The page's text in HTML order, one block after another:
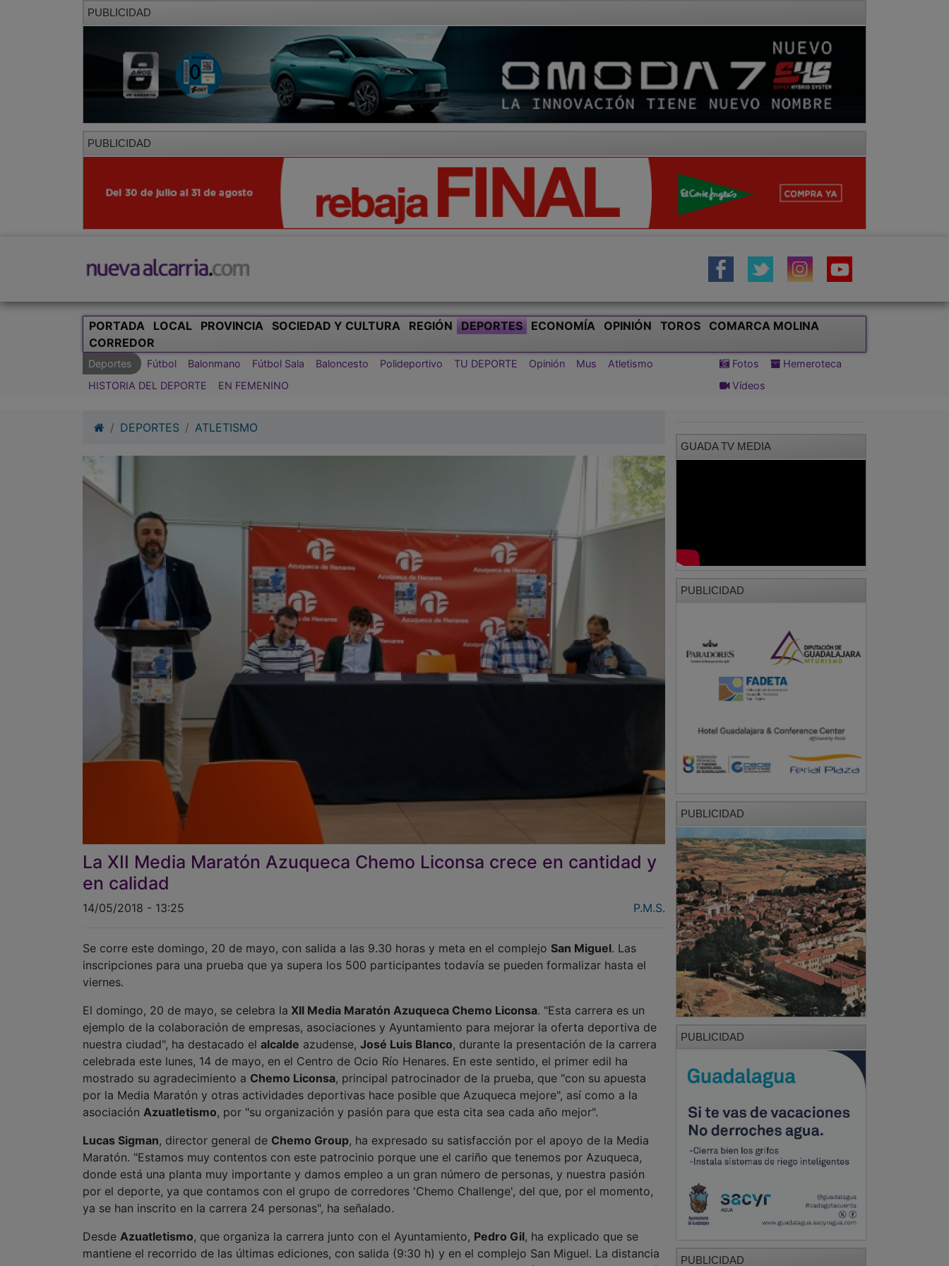
PUBLICIDAD
PUBLICIDAD
PORTADA LOCAL PROVINCIA SOCIEDAD Y CULTURA REGIÓN DEPORTES ECONOMÍA OPINIÓN TOROS
COMARCA MOLINA
CORREDOR
Deportes Fútbol Balonmano Fútbol Sala Baloncesto Polideportivo TU DEPORTE Opinión Mus
Atletismo
HISTORIA DEL DEPORTE
EN FEMENINO
Fotos
Hemeroteca
Vídeos
DEPORTES ATLETISMO
La XII Media Maratón Azuqueca Chemo Liconsa crece en cantidad y
en calidad
14/05/2018 - 13:25 P.M.S.
Se corre este domingo, 20 de mayo, con salida a las 9.30 horas y meta en el complejo San Miguel. Las
inscripciones para una prueba que ya supera los 500 participantes todavía se pueden formalizar hasta el
viernes.
El domingo, 20 de mayo, se celebra la XII Media Maratón Azuqueca Chemo Liconsa. "Esta carrera es un
ejemplo de la colaboración de empresas, asociaciones y Ayuntamiento para mejorar la oferta deportiva de
nuestra ciudad", ha destacado el alcalde azudense, José Luis Blanco, durante la presentación de la carrera
celebrada este lunes, 14 de mayo, en el Centro de Ocio Río Henares. En este sentido, el primer edil ha
mostrado su agradecimiento a Chemo Liconsa, principal patrocinador de la prueba, que "con su apuesta
por la Media Maratón y otras actividades deportivas hace posible que Azuqueca mejore", así como a la
asociación Azuatletismo, por "su organización y pasión para que esta cita sea cada año mejor".
Lucas Sigman, director general de Chemo Group, ha expresado su satisfacción por el apoyo de la Media
Maratón. "Estamos muy contentos con este patrocinio porque une el cariño que tenemos por Azuqueca,
donde está una planta muy importante y damos empleo a un gran número de personas, y nuestra pasión
por el deporte, ya que contamos con el grupo de corredores 'Chemo Challenge', del que, por el momento,
ya se han inscrito en la carrera 24 personas", ha señalado.
Desde Azuatletismo, que organiza la carrera junto con el Ayuntamiento, Pedro Gil, ha explicado que se
mantiene el recorrido de las últimas ediciones, con salida (9:30 h) y en el complejo San Miguel. La distancia
GUADA TV MEDIA
PUBLICIDAD
PUBLICIDAD
PUBLICIDAD
PUBLICIDAD